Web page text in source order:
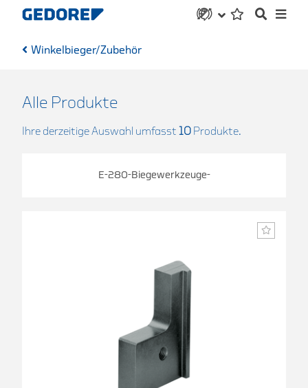
Winkelbieger/Zubehör
Alle Produkte
Ihre derzeitige Auswahl umfasst 10 Produkte.
E-280-Biegewerkzeuge-